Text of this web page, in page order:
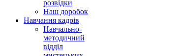
розвідки
Наш доробок
Навчання кадрів
Навчально-
методичний
відділ